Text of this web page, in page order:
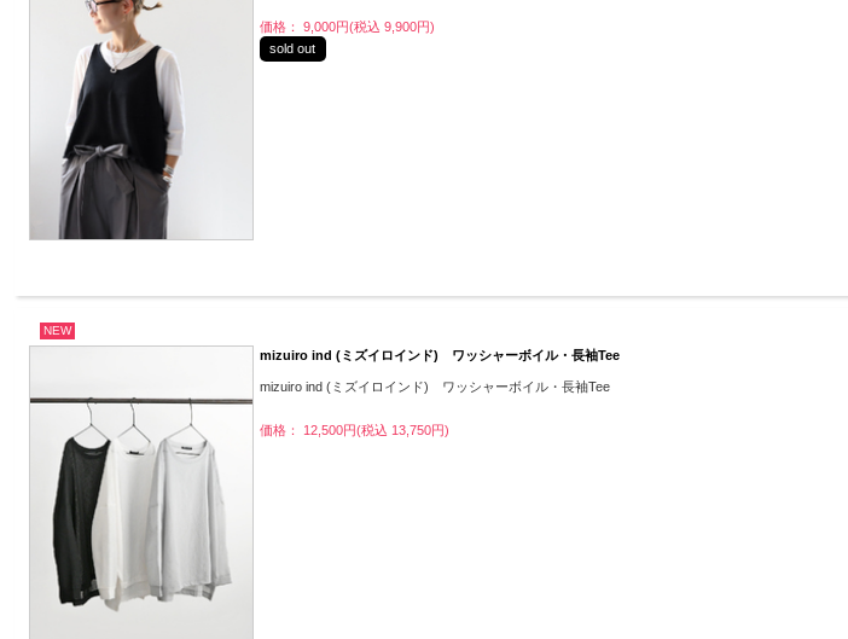
価格： 9,000円(税込 9,900円)
sold out
NEW
mizuiro ind (ミズイロインド) ワッシャーボイル・長袖Tee
mizuiro ind (ミズイロインド) ワッシャーボイル・長袖Tee
価格： 12,500円(税込 13,750円)